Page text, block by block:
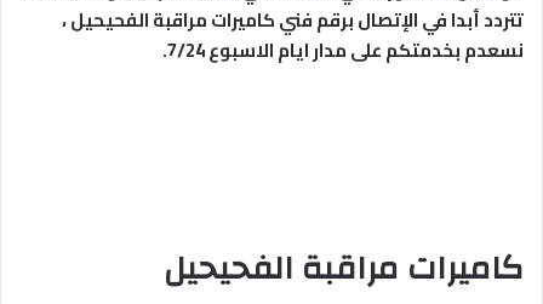
تتردد أبدا في الإتصال برقم فني كاميرات مراقبة الفحيحيل ،
نسعدم بخدمتكم على مدار ايام الاسبوع 7/24.
كاميرات مراقبة الفحيحيل